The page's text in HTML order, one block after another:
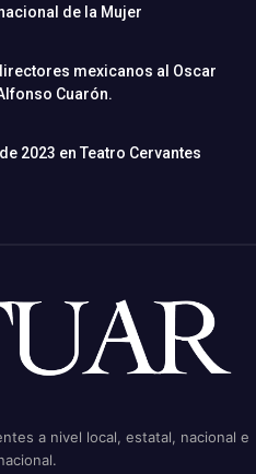
de la Mujer
mexicanos al Oscar
Cuarón.
2023 en Teatro Cervantes
a nivel local, estatal, nacional e